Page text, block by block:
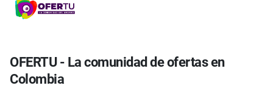
OFERTU - La comunidad de ofertas en
Colombia